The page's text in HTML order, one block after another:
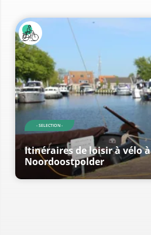
- SELECTION -
Itinéraires de loisir à vélo à
Noordoostpolder